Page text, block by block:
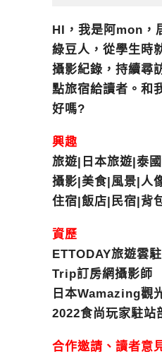
HI，我是阿mon，
綠豆人，從學生時
攝影紀錄，持續尋
點旅宿給讀者。和
好嗎?
興趣
旅遊|日本旅遊|泰
攝影|美食|風景|人
住宿|飯店|民宿|背
資歷
ETTODAY旅遊雲
Trip訂房網攝影師
日本Wamazing觀
2022食尚玩家駐站
合作邀請、讀者意